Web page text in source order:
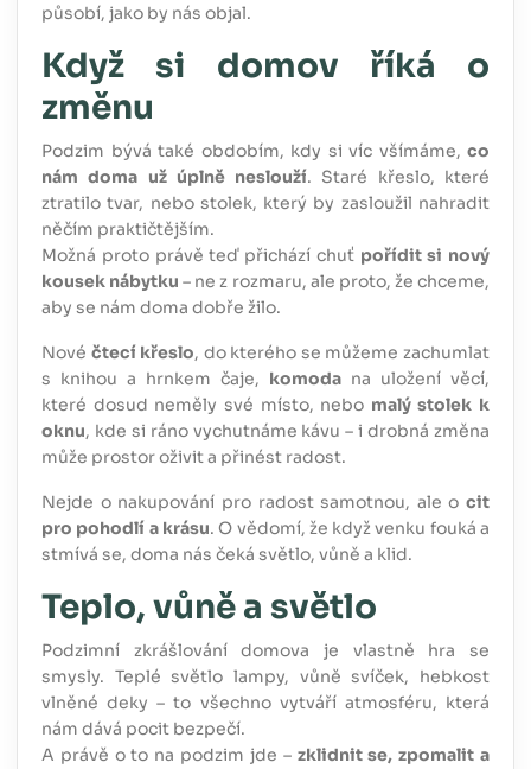
působí, jako by nás objal.
Když si domov říká o
změnu
Podzim bývá také obdobím, kdy si víc všímáme, co
nám doma už úplně neslouží. Staré křeslo, které
ztratilo tvar, nebo stolek, který by zasloužil nahradit
něčím praktičtějším.
Možná proto právě teď přichází chuť pořídit si nový
kousek nábytku – ne z rozmaru, ale proto, že chceme,
aby se nám doma dobře žilo.
Nové čtecí křeslo, do kterého se můžeme zachumlat
s knihou a hrnkem čaje, komoda na uložení věcí,
které dosud neměly své místo, nebo malý stolek k
oknu, kde si ráno vychutnáme kávu – i drobná změna
může prostor oživit a přinést radost.
Nejde o nakupování pro radost samotnou, ale o cit
pro pohodlí a krásu. O vědomí, že když venku fouká a
stmívá se, doma nás čeká světlo, vůně a klid.
Teplo, vůně a světlo
Podzimní zkrášlování domova je vlastně hra se
smysly. Teplé světlo lampy, vůně svíček, hebkost
vlněné deky – to všechno vytváří atmosféru, která
nám dává pocit bezpečí.
A právě o to na podzim jde – zklidnit se, zpomalit a